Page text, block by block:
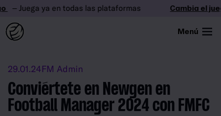
– Juega ya en todas las plataformas Cambia el
Menú
29.01.24FM Admin
Conviértete en Newgen en
Football Manager 2024 con FMFC